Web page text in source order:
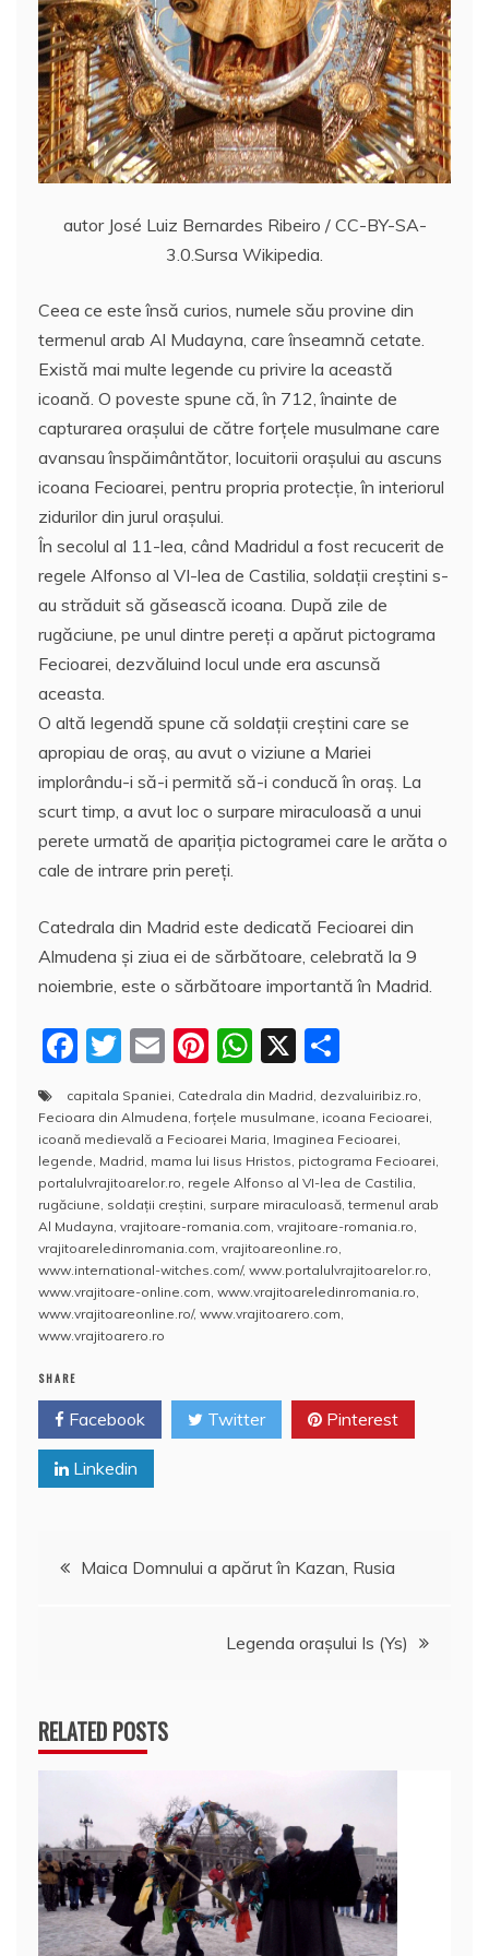
autor José Luiz Bernardes Ribeiro / CC-BY-SA-
3.0.Sursa Wikipedia.
Ceea ce este însă curios, numele său provine din
termenul arab Al Mudayna, care înseamnă cetate.
Există mai multe legende cu privire la această
icoană. O poveste spune că, în 712, înainte de
capturarea orașului de către forțele musulmane care
avansau înspăimântător, locuitorii orașului au ascuns
icoana Fecioarei, pentru propria protecție, în interiorul
zidurilor din jurul orașului.
În secolul al 11-lea, când Madridul a fost recucerit de
regele Alfonso al VI-lea de Castilia, soldații creștini s-
au străduit să găsească icoana. După zile de
rugăciune, pe unul dintre pereţi a apărut pictograma
Fecioarei, dezvăluind locul unde era ascunsă
aceasta.
O altă legendă spune că soldaţii creștini care se
apropiau de oraș, au avut o viziune a Mariei
implorându-i să-i permită să-i conducă în oraș. La
scurt timp, a avut loc o surpare miraculoasă a unui
perete urmată de apariţia pictogramei care le arăta o
cale de intrare prin pereți.
Catedrala din Madrid este dedicată Fecioarei din
Almudena și ziua ei de sărbătoare, celebrată la 9
noiembrie, este o sărbătoare importantă în Madrid.
F
a
c
e
b
o
o
k
T
w
itt
er
E
m
ai
l
Pi
nt
er
e
st
W
h
at
s
A
p
p
X
rt
aj
e
a
z
ă
capitala Spaniei, Catedrala din Madrid, dezvaluiribiz.ro,
Fecioara din Almudena,forțele musulmane, icoana Fecioarei,
icoană medievală a Fecioarei Maria, Imaginea Fecioarei,
legende, Madrid, mama lui Iisus Hristos, pictograma Fecioarei,
portalulvrajitoarelor.ro, regele Alfonso al VI-lea de Castilia,
rugăciune, soldații creștini, surpare miraculoasă,termenul arab
Al Mudayna, vrajitoare-romania.com, vrajitoare-romania.ro,
vrajitoareledinromania.com, vrajitoareonline.ro,
www.international-witches.com/, www.portalulvrajitoarelor.ro,
www.vrajitoare-online.com, www.vrajitoareledinromania.ro,
www.vrajitoareonline.ro/, www.vrajitoarero.com,
www.vrajitoarero.ro
SHARE
Facebook Twitter Pinterest
Linkedin
Navigare
Maica Domnului a apărut în Kazan, Rusia
Legenda oraşului Is (Ys)
RELATED POSTS